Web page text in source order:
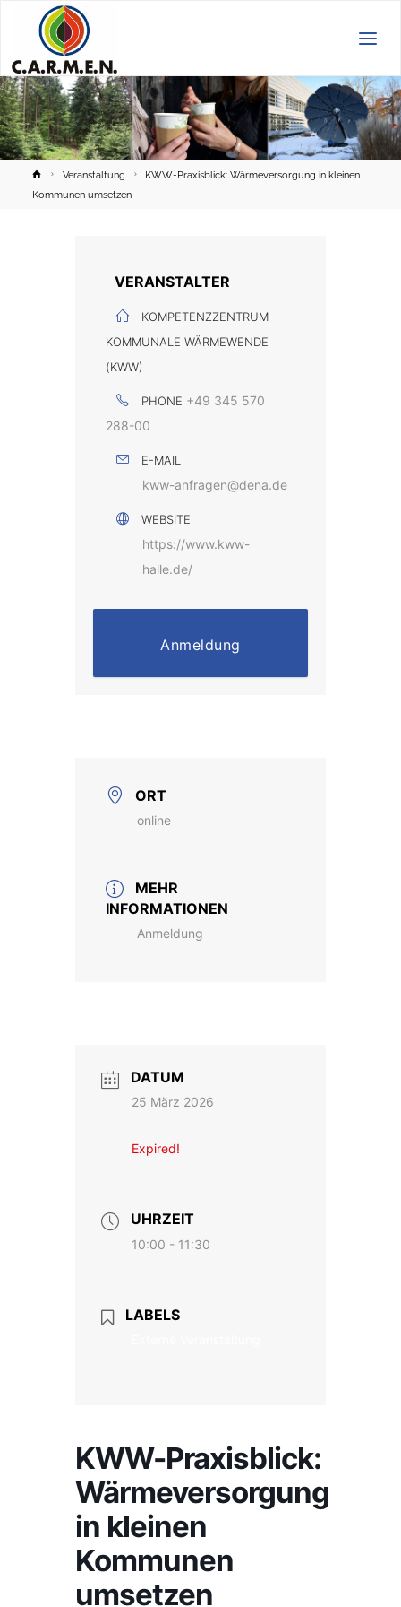
HomeVeranstaltung
KWW-Praxisblick: Wärmeversorgung in kleinen
Kommunen umsetzen
VERANSTALTER
KOMPETENZZENTRUM
KOMMUNALE WÄRMEWENDE
(KWW)
PHONE +49 345 570
288-00
E-MAIL
kww-anfragen@dena.de
WEBSITE
https://www.kww-
halle.de/
Anmeldung
ORT
online
MEHR
INFORMATIONEN
Anmeldung
DATUM
25 März 2026
Expired!
UHRZEIT
10:00 - 11:30
LABELS
KWW-Praxisblick:
Wärmeversorgung
in kleinen
Kommunen
umsetzen